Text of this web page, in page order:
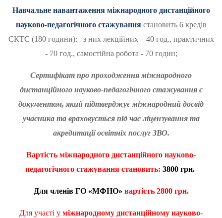
Навчальне навантаження міжнародного дистанційного
науково-педагогічного стажування становить 6 кредів
ЄКТС (180 години): з них лекційних – 40 год., практичних
- 70 год., самостійна робота - 70 годин;
Сертифікат про проходження міжнародного
дистанційного науково-педагогічного стажування є
документом, який підтверджує міжнародний досвід
учасника та враховується під час ліцензування та
акредитації освітніх послуг ЗВО.
Вартість міжнародного дистанційного науково-
педагогічного стажування становить: 3800 грн.
Для членів ГО «МФНО» вартість 2800 грн.
Для участі у міжнародному дистанційному науково-